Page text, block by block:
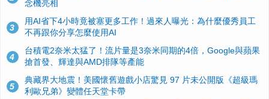
念機亮相
3
用AI省下4小時竟被塞更多工作！過來人曝光：為什麼優秀員工
不再跟你分享怎麼使用AI
4
台積電2奈米太猛了！流片量是3奈米同期的4倍，Google與蘋果
搶首發、輝達與AMD排隊等產能
5
典藏界大地震！美國懷舊遊戲小店驚見 97 片未公開版《超級瑪
利歐兄弟》變體任天堂卡帶